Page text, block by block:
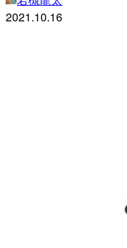
2021.10.16